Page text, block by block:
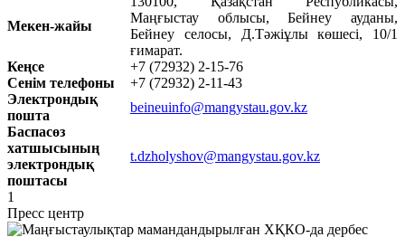
Мекен-жайы
Маңғыстау облысы, Бейнеу ауданы,
Бейнеу селосы, Д.Тәжіұлы көшесі, 10/1
ғимарат.
Кеңсе
+7 (72932) 2-15-76
Сенім телефоны
+7 (72932) 2-11-43
Электрондық
пошта
beineuinfo@mangystau.gov.kz
Баспасөз
хатшысының
электрондық
поштасы
t.dzholyshov@mangystau.gov.kz
1
Пресс центр